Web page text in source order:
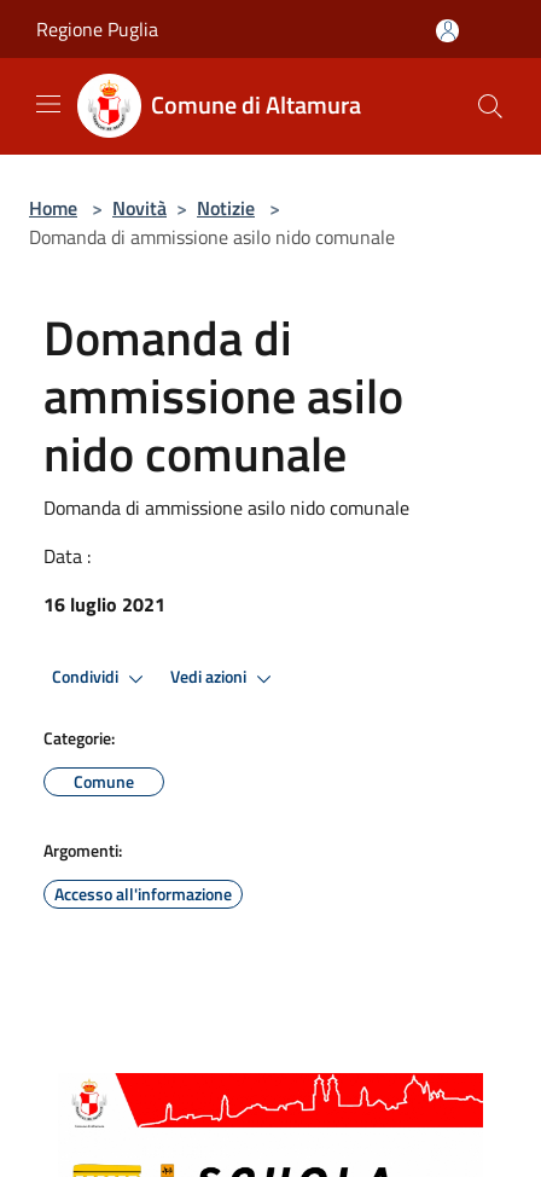
Regione Puglia
Comune di Altamura
Home > Novità > Notizie >
Domanda di ammissione asilo nido comunale
Domanda di
ammissione asilo
nido comunale
Domanda di ammissione asilo nido comunale
Data :
16 luglio 2021
Condividi Vedi azioni
Categorie:
Comune
Argomenti:
Accesso all'informazione